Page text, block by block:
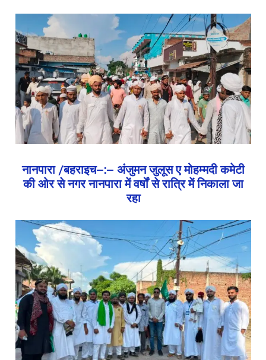
नानपारा /बहराइच–:– अंजुमन जुलूस ए मोहम्मदी कमेटी
की ओर से नगर नानपारा में वर्षों से रात्रि में निकाला जा
रहा